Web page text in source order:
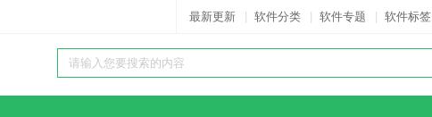
最新更新 软件分类 软件专题 软件标签